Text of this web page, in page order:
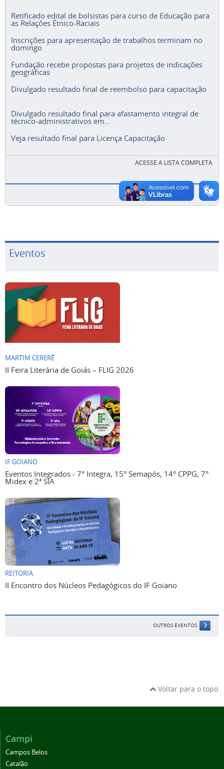
Retificado edital de bolsistas para curso de Educação para
as Relações Étnico-Raciais
Inscrições para apresentação de trabalhos terminam no
domingo
Fundação recebe propostas para projetos de indicações
geográficas
Divulgado resultado final de reembolso para capacitação
Divulgado resultado final para afastamento integral de
técnico-administrativos em...
Veja resultado final para Licença Capacitação
ACESSE A LISTA COMPLETA
Eventos
MARTIM CERERÊ
II Feira Literária de Goiás – FLIG 2026
IF GOIANO
Eventos Integrados - 7° Integra, 15° Semapós, 14° CPPG, 7°
Midex e 2ª SIA
REITORIA
II Encontro dos Núcleos Pedagógicos do IF Goiano
OUTROS EVENTOS
Voltar para o topo
Campi
Campos Belos
Catalão